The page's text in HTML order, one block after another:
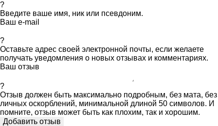
?
Введите ваше имя, ник или псевдоним.
Ваш e-mail
?
Оставьте адрес своей электронной почты, если желаете
получать уведомления о новых отзывах и комментариях.
Ваш отзыв
?
Отзыв должен быть максимально подробным, без мата, без
личных оскорблений, минимальной длиной 50 символов. И
помните, отзыв может быть как плохим, так и хорошим.